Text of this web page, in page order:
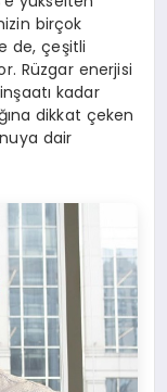
birçok
de, çeşitli
Rüzgar enerjisi
kadar
dikkat çeken
dair